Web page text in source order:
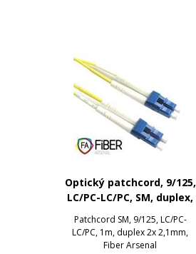
Optický patchcord, 9/125,
LC/PC-LC/PC, SM, duplex,
Patchcord SM, 9/125, LC/PC-
LC/PC, 1m, duplex 2x 2,1mm,
Fiber Arsenal